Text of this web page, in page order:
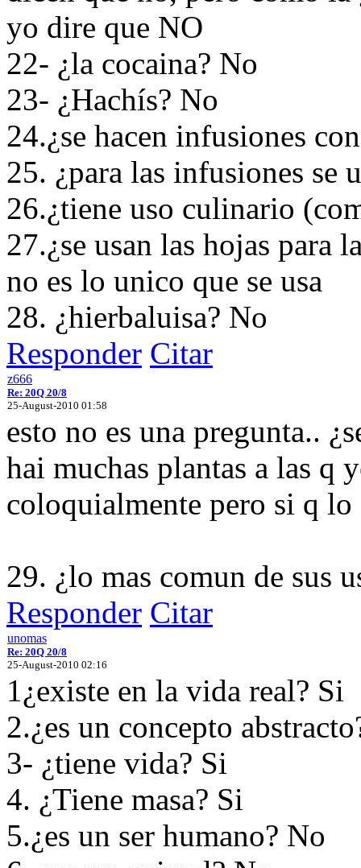
yo dire que NO
22- ¿la cocaina? No
23- ¿Hachís? No
24.¿se hacen infusiones
25. ¿para las infusiones se
26.¿tiene uso culinario
27.¿se usan las hojas para
no es lo unico que se usa
28. ¿hierbaluisa? No
Responder Citar
z666
Re: 20Q 20/8
25-August-2010 01:58
esto no es una pregunta..
hai muchas plantas a las q
coloquialmente pero si q lo
29. ¿lo mas comun de sus
Responder Citar
unomas
Re: 20Q 20/8
25-August-2010 02:16
1¿existe en la vida real? Si
2.¿es un concepto
3- ¿tiene vida? Si
4. ¿Tiene masa? Si
5.¿es un ser humano? No